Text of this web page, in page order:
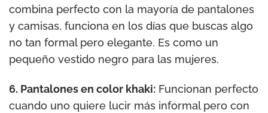
combina perfecto con la mayoría de pantalones
y camisas, funciona en los días que buscas algo
no tan formal pero elegante. Es como un
pequeño vestido negro para las mujeres.
6. Pantalones en color khaki: Funcionan perfecto
cuando uno quiere lucir más informal pero con